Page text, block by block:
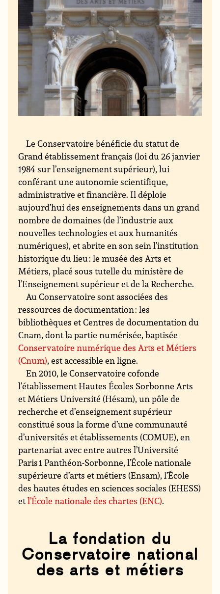
Le Conservatoire bénéficie du statut de
Grand établissement français (loi du 26 janvier
1984 sur l’enseignement supérieur), lui
conférant une autonomie scientifique,
administrative et financière. Il déploie
aujourd’hui des enseignements dans un grand
nombre de domaines (de l’industrie aux
nouvelles technologies et aux humanités
numériques), et abrite en son sein l’institution
historique du lieu : le musée des Arts et
Métiers, placé sous tutelle du ministère de
l’Enseignement supérieur et de la Recherche.
Au Conservatoire sont associées des
ressources de documentation : les
bibliothèques et Centres de documentation du
Cnam, dont la partie numérisée, baptisée
Conservatoire numérique des Arts et Métiers
(Cnum), est accessible en ligne.
En 2010, le Conservatoire cofonde
l’établissement Hautes Écoles Sorbonne Arts
et Métiers Université (Hésam), un pôle de
recherche et d’enseignement supérieur
constitué sous la forme d’une communauté
d’universités et établissements (COMUE), en
partenariat avec entre autres l’Université
Paris 1 Panthéon-Sorbonne, l’École nationale
supérieure d’arts et métiers (Ensam), l’École
des hautes études en sciences sociales (EHESS)
etl’École nationale des chartes (ENC).
La fondation du
Conservatoire national
des arts et métiers